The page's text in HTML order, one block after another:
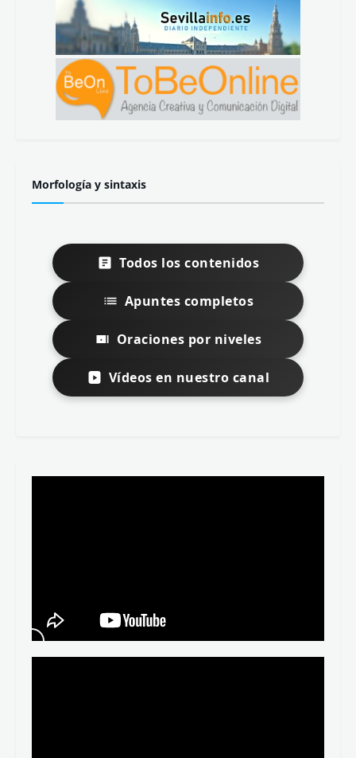
Morfología y sintaxis
Todos los contenidos
Apuntes completos
Oraciones por niveles
Vídeos en nuestro canal